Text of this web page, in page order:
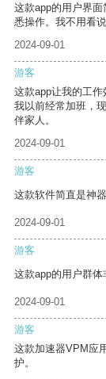
这款app的用户界
悉操作。我不用看
2024-09-01
游客
这款app让我的工作
我以前经常加班，
伴家人。
2024-09-01
游客
这款软件简直是神
2024-09-01
游客
这款app的用户群体
2024-09-01
游客
这款加速器VPM应
护。